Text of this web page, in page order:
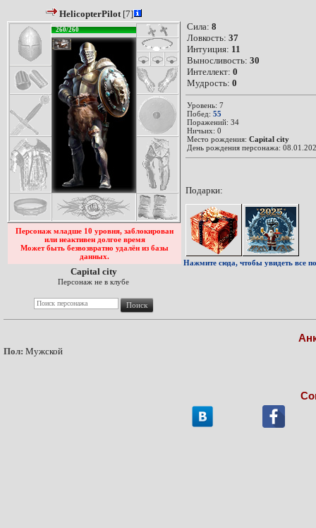
HelicopterPilot[7]
260/260
Персонаж младше 10 уровня, заблокирован
или неактивен долгое время
Может быть безвозвратно удалён из базы
данных.
Capital city
Персонаж не в клубе
Сила: 8
Ловкость: 37
Интуиция: 11
Выносливость: 30
Интеллект: 0
Мудрость: 0
Уровень: 7
Побед: 55
Поражений: 34
Ничьих: 0
Место рождения: Capital city
День рождения персонажа:
Подарки:
Нажмите сюда, чтобы увидеть все
Пол: Мужской